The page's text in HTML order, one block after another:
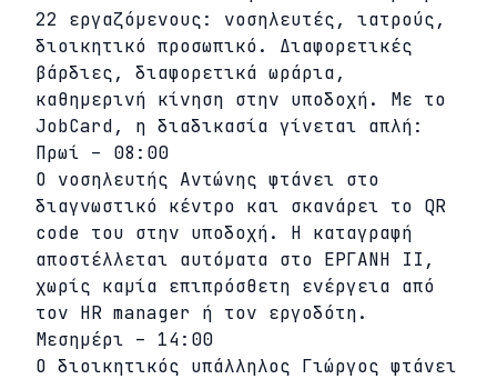
22 εργαζόμενους: νοσηλευτές, ιατρούς,
διοικητικό προσωπικό. Διαφορετικές
βάρδιες, διαφορετικά ωράρια,
καθημερινή κίνηση στην υποδοχή. Με το
JobCard, η διαδικασία γίνεται απλή:
Πρωί – 08:00
Ο νοσηλευτής Αντώνης φτάνει στο
διαγνωστικό κέντρο και σκανάρει το QR
code του στην υποδοχή. Η καταγραφή
αποστέλλεται αυτόματα στο ΕΡΓΑΝΗ ΙΙ,
χωρίς καμία επιπρόσθετη ενέργεια από
τον HR manager ή τον εργοδότη.
Μεσημέρι – 14:00
Ο διοικητικός υπάλληλος Γιώργος φτάνει